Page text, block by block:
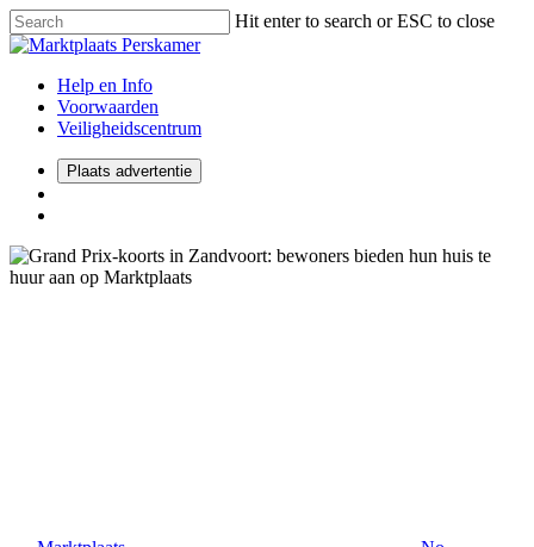
Hit enter to search or ESC to close
Help en Info
Voorwaarden
Veiligheidscentrum
Plaats advertentie